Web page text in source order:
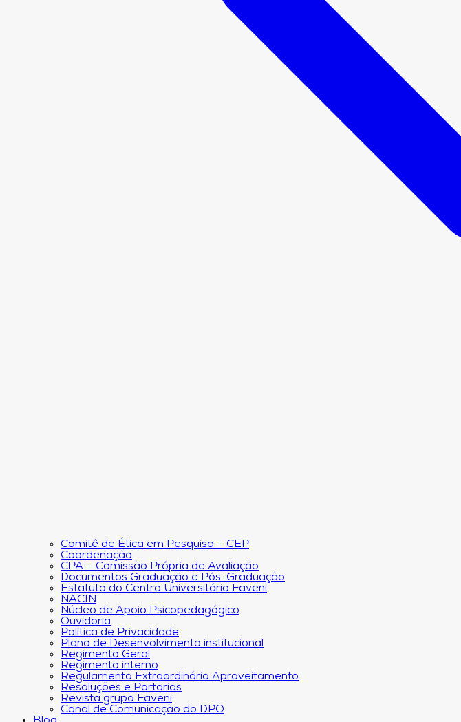
Comitê de Ética em Pesquisa – CEP
Coordenação
CPA – Comissão Própria de Avaliação
Documentos Graduação e Pós-Graduação
Estatuto do Centro Universitário Faveni
NACIN
Núcleo de Apoio Psicopedagógico
Ouvidoria
Política de Privacidade
Plano de Desenvolvimento institucional
Regimento Geral
Regimento interno
Regulamento Extraordinário Aproveitamento
Resoluções e Portarias
Revista grupo Faveni
Canal de Comunicação do DPO